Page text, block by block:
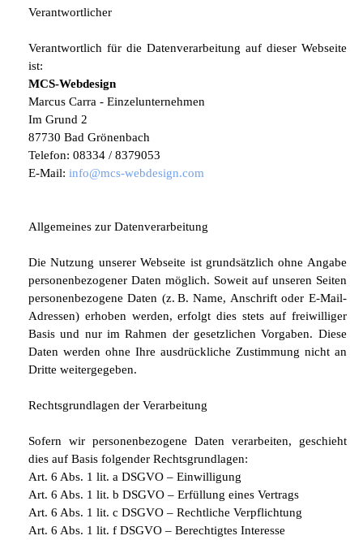
Verantwortlicher
Verantwortlich für die Datenverarbeitung auf dieser Webseite
ist:
MCS-Webdesign
Marcus Carra - Einzelunternehmen
Im Grund 2
87730 Bad Grönenbach
Telefon: 08334 / 8379053
E-Mail: info@mcs-webdesign.com
Allgemeines zur Datenverarbeitung
Die Nutzung unserer Webseite ist grundsätzlich ohne Angabe
personenbezogener Daten möglich. Soweit auf unseren Seiten
personenbezogene Daten (z. B. Name, Anschrift oder E-Mail-
Adressen) erhoben werden, erfolgt dies stets auf freiwilliger
Basis und nur im Rahmen der gesetzlichen Vorgaben. Diese
Daten werden ohne Ihre ausdrückliche Zustimmung nicht an
Dritte weitergegeben.
Rechtsgrundlagen der Verarbeitung
Sofern wir personenbezogene Daten verarbeiten, geschieht
dies auf Basis folgender Rechtsgrundlagen:
Art. 6 Abs. 1 lit. a DSGVO – Einwilligung
Art. 6 Abs. 1 lit. b DSGVO – Erfüllung eines Vertrags
Art. 6 Abs. 1 lit. c DSGVO – Rechtliche Verpflichtung
Art. 6 Abs. 1 lit. f DSGVO – Berechtigtes Interesse